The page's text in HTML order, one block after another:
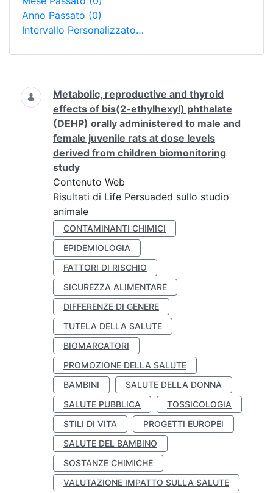
Anno Passato (0)
Intervallo Personalizzato…
Ricerca
Metabolic, reproductive and thyroid
effects of bis(2-ethylhexyl) phthalate
(DEHP) orally administered to male and
female juvenile rats at dose levels
derived from children biomonitoring
study
Contenuto Web
Risultati di Life Persuaded sullo studio
animale
CONTAMINANTI CHIMICI
EPIDEMIOLOGIA
FATTORI DI RISCHIO
SICUREZZA ALIMENTARE
DIFFERENZE DI GENERE
TUTELA DELLA SALUTE
BIOMARCATORI
PROMOZIONE DELLA SALUTE
BAMBINI
SALUTE DELLA DONNA
SALUTE PUBBLICA
TOSSICOLOGIA
STILI DI VITA
PROGETTI EUROPEI
SALUTE DEL BAMBINO
SOSTANZE CHIMICHE
VALUTAZIONE IMPATTO SULLA SALUTE